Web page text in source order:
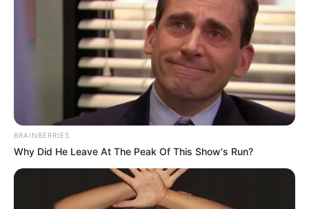
BRAINBERRIES
Why Did He Leave At The Peak Of This Show's Run?